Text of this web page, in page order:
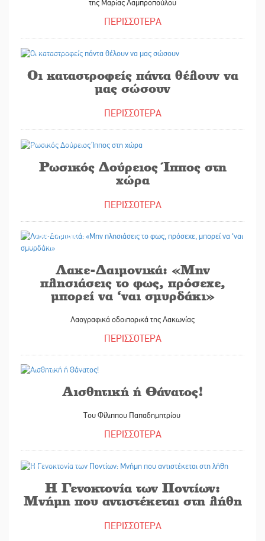
της Μαρίας Λαμπροπούλου
ΠΕΡΙΣΣΟΤΕΡΑ
Οι καταστροφείς πάντα θέλουν να
μας σώσουν
ΠΕΡΙΣΣΟΤΕΡΑ
Ρωσικός Δούρειος Ίππος στη
χώρα
ΠΕΡΙΣΣΟΤΕΡΑ
22/05/2026
Λακε-Δαιμονικά: «Μην
πλησιάσεις το φως, πρόσεχε,
μπορεί να ‘ναι σμυρδάκι»
Λαογραφικά οδοιπορικά της Λακωνίας
ΠΕΡΙΣΣΟΤΕΡΑ
Αισθητική ή Θάνατος!
Του Φίλιππου Παπαδημητρίου
ΠΕΡΙΣΣΟΤΕΡΑ
Η Γενοκτονία των Ποντίων:
Μνήμη που αντιστέκεται στη λήθη
ΠΕΡΙΣΣΟΤΕΡΑ